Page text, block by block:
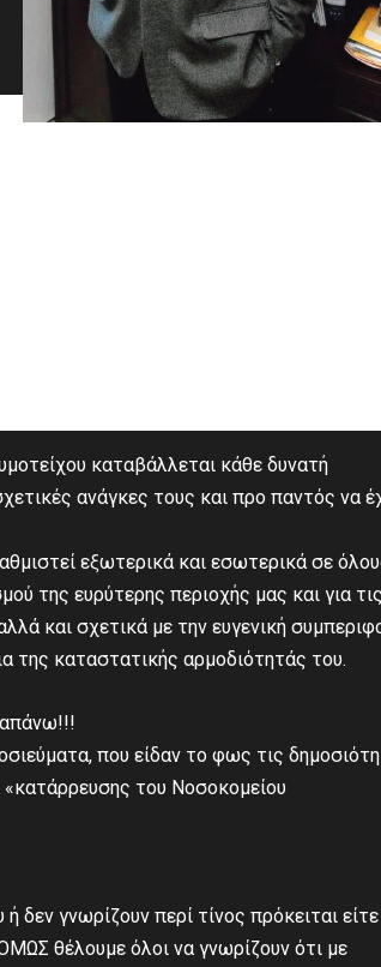
καταβάλλεται κάθε δυνατή
ανάγκες τους και προ παντός να
εξωτερικά και εσωτερικά σε
της ευρύτερης περιοχής μας και για
και σχετικά με την ευγενική
της καταστατικής αρμοδιότητάς του.
που είδαν το φως τις
«κατάρρευσης του Νοσοκομείου
δεν γνωρίζουν περί τίνος πρόκειται
θέλουμε όλοι να γνωρίζουν ότι με